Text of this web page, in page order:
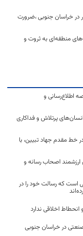
در خراسان جنوبی ،ضرورت
منطقه‌ای به ثروت و
اطلاع‌رسانی و
پرتلاش و فداکاری
خط مقدم جهاد تبیین، با
ارزشمند اصحاب رسانه و
است که رسالت خود را در
اخلاقی ندارد
صنعتی در خراسان جنوبی